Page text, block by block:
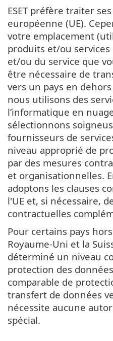
ESET préfère traiter
européenne (UE).
votre emplacement
produits et/ou services
et/ou du service que
être nécessaire de
vers un pays en dehors
nous utilisons des
l’informatique en
sélectionnons
fournisseurs de
niveau approprié de
par des mesures
et organisationnelles.
adoptons les clauses
l'UE et, si nécessaire,
contractuelles
Pour certains pays
Royaume-Uni et la
déterminé un niveau
protection des
comparable de
transfert de données
nécessite aucune
spécial.